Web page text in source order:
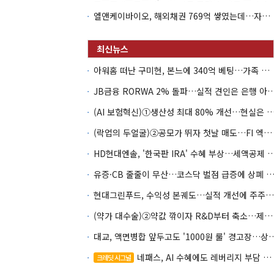
엘앤케이바이오, 해외채권 769억 쌓였는데…자회사 4곳 자본잠식
아워홈 떠난 구미현, 본느에 340억 베팅…가족 지배체제 구축
JB금융 RORWA 2% 돌파…실
(AI 보험혁신)①생산성 최대 80%
(락업의 두얼굴)②공모가 뛰자 첫날 매도…FI 엑시트 전략 갈렸다
HD현대엔솔, '한국판 IRA' 수혜
유증·CB 줄줄이 무산…코스닥 벌점 급증에 상폐 압박
현대그린푸드, 수익성 본궤도…실적 개선에 주주환원까지
(약가 대수술)②약값 깎이자 R&D부터 축소…제약업계 비상경영 돌입
대교, 액면병합 앞두고
크레딧 시그널 네패스, AI 수혜에도 레버리지 부담 여전